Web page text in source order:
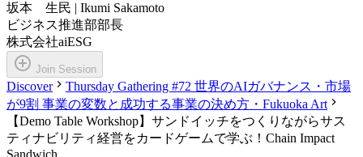
坂本 生民 | Ikumi Sakamoto
ビジネス推進部部長
株式会社aiESG
Join Session
Discover
Thursday Gathering #72 世界のAIガバナンス・市場
が9割 事業の変数と成功する事業の決め方・Fukuoka Art
【Demo Table Workshop】サンドイッチをつくりながらサス
ティナビリティ経営をカードゲームで学ぶ！Chain Impact